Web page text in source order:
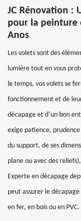
JC Rénovation :
pour la peinture
Anos
Les volets sont des
lumière tout en vous
le temps, vos volets se
fonctionnement et de
décapage et d’un bon
exige patience,
du support, de ses
plane ou avec des
Experte en décapage
peut assurer le
en fer, en bois ou en PVC.